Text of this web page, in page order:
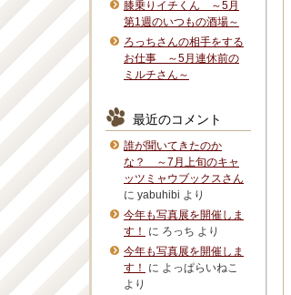
膝乗りイチくん ～5月
第1週のいつもの酒場～
ろっちさんの相手をする
お仕事 ～5月連休前の
ミルチさん～
最近のコメント
誰が聞いてきたのか
な？ ～7月上旬のキャ
ッツミャウブックスさん
に yabuhibi より
今年も写真展を開催しま
す！
に ろっち より
今年も写真展を開催しま
す！
に よっぱらいねこ
より